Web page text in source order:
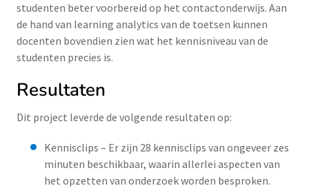
studenten beter voorbereid op het contactonderwijs. Aan
de hand van learning analytics van de toetsen kunnen
docenten bovendien zien wat het kennisniveau van de
studenten precies is.
Resultaten
Dit project leverde de volgende resultaten op:
Kennisclips – Er zijn 28 kennisclips van ongeveer zes
minuten beschikbaar, waarin allerlei aspecten van
het opzetten van onderzoek worden besproken.